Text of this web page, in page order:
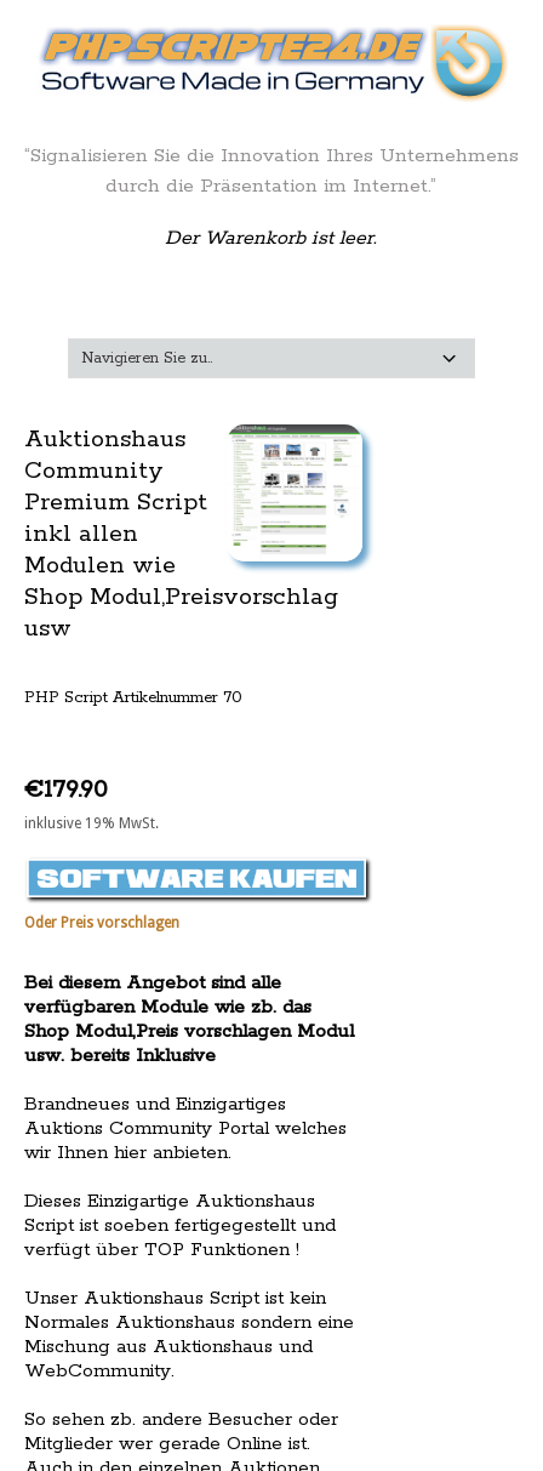
“Signalisieren Sie die Innovation Ihres Unternehmens
durch die Präsentation im Internet.”
Der Warenkorb ist leer.
Auktionshaus
Community
Premium Script
inkl allen
Modulen wie
Shop Modul,Preisvorschlag
usw
PHP Script Artikelnummer 70
€179.90
inklusive 19% MwSt.
Oder Preis vorschlagen
Bei diesem Angebot sind alle
verfügbaren Module wie zb. das
Shop Modul,Preis vorschlagen Modul
usw. bereits Inklusive
Brandneues und Einzigartiges
Auktions Community Portal welches
wir Ihnen hier anbieten.
Dieses Einzigartige Auktionshaus
Script ist soeben fertigegestellt und
verfügt über TOP Funktionen !
Unser Auktionshaus Script ist kein
Normales Auktionshaus sondern eine
Mischung aus Auktionshaus und
WebCommunity.
So sehen zb. andere Besucher oder
Mitglieder wer gerade Online ist.